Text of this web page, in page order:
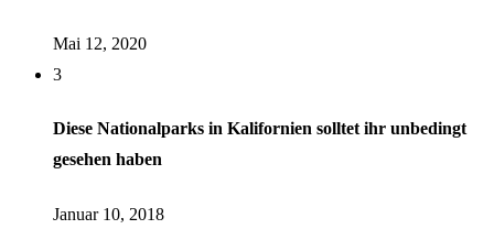
Mai 12, 2020
3
Diese Nationalparks in Kalifornien solltet ihr unbedingt
gesehen haben
Januar 10, 2018